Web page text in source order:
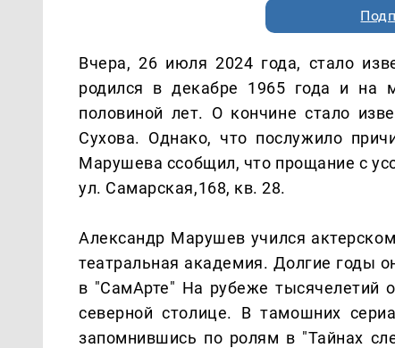
Вчера, 26 июля 2024 года, стало
родился в декабре 1965 года и на
половиной лет. О кончине стало
Сухова. Однако, что послужило
Марушева ссобщил, что прощание с
ул. Самарская,168, кв. 28.
Александр Марушев учился
театральная академия. Долгие годы
в "СамАрте" На рубеже тысячелетий
северной столице. В тамошних
запомнившись по ролям в "Тайнах